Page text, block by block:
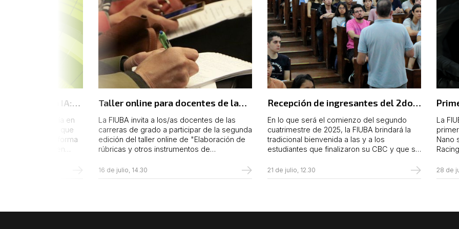
en IA:
en Ingeniería en
(EGIDE) informa que
se dictará de forma
en
Taller online para docentes de la
FIUBA
La FIUBA invita a los/as docentes de las
carreras de grado a participar de la segunda
edición del taller online de "Elaboración de
rúbricas y otros instrumentos de
turnos: el lunes 11 de agosto, de 15.00 a 17.00
y el miércoles 13 del mismo mes, de 18.00 a
16 de julio, 14.30
Recepción de ingresantes del 2do.
cuatrimestre
En lo que será el comienzo del segundo
cuatrimestre de 2025, la FIUBA brindará la
tradicional bienvenida a las y a los
estudiantes que finalizaron su CBC y que se
evento programado para el próximo jueves
14 de agosto, a las 11.00, en las instalaciones
21 de julio, 12.30
del
La
Nano
28 de